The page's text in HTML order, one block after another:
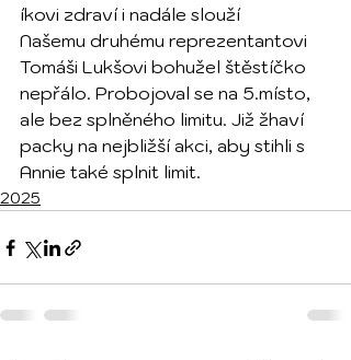
íkovi zdraví i nadále slouží
Našemu druhému reprezentantovi
Tomáši Lukšovi bohužel štěstíčko
nepřálo. Probojoval se na 5.místo,
ale bez splněného limitu. Již žhaví
packy na nejbližší akci, aby stihli s
Annie také splnit limit.
2025